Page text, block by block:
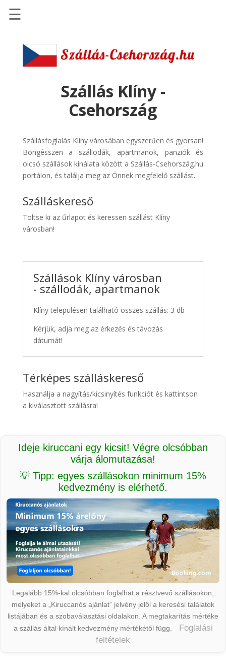
Szállások
Szállásinfo.eu
pénzvisszatérítéssel
Discover
Cars
Kiwi
Taxi
☰
Szállás Klíny -
Csehország
Szállásfoglalás Klíny városában egyszerűen és gyorsan!
Böngésszen a szállodák, apartmanok, panziók és
olcsó szállások kínálata között a Szállás-Csehország.hu
portálon, és találja meg az Önnek megfelelő szállást.
Szálláskereső
Töltse ki az űrlapot és keressen szállást Klíny
városban!
Szállások Klíny városban
- szállodák, apartmanok
Klíny településen található összes szállás: 3 db
Kérjük, adja meg az érkezés és távozás
dátumát!
Térképes szálláskereső
Használja a nagyítás/kicsinyítés funkciót és kattintson
a kiválasztott szállásra!
Ideje kiruccani egy kicsit! Végre olcsóbban
várja álomutazása!
💡 Tipp: egyes szállásokon minimum 15%
kedvezmény is elérhető.
Legalább 15%-kal olcsóbban foglalhat a résztvevő szállásokon,
melyeket a „Kiruccanós ajánlat” jelvény jelöl a keresési találatok
listájában és a szobaválasztási oldalakon. A megtakarítás mértéke
a szállás által kínált kedvezmény mértékétől függ.
Foglalási
feltételek